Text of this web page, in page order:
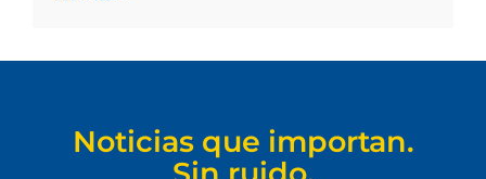
Noticias que importan.